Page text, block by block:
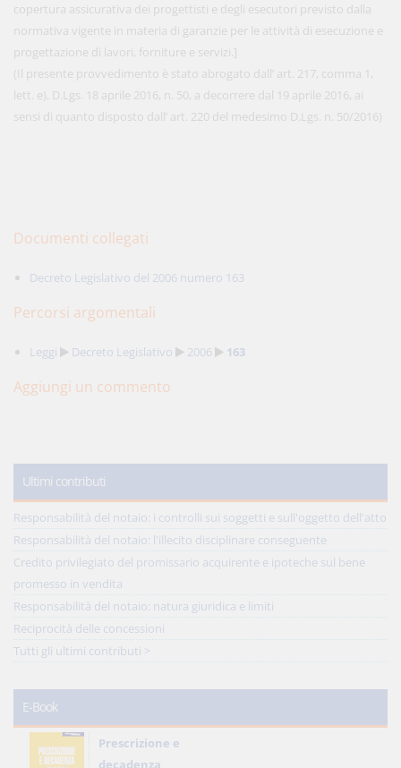
copertura assicurativa dei progettisti e degli esecutori previsto dalla
normativa vigente in materia di garanzie per le attività di esecuzione e
progettazione di lavori, forniture e servizi.]
(Il presente provvedimento è stato abrogato dall’ art. 217, comma 1,
lett. e), D.Lgs. 18 aprile 2016, n. 50, a decorrere dal 19 aprile 2016, ai
sensi di quanto disposto dall’ art. 220 del medesimo D.Lgs. n. 50/2016)
Documenti collegati
Decreto Legislativo del 2006 numero 163
Percorsi argomentali
Leggi Decreto Legislativo 2006 163
Aggiungi un commento
Ultimi contributi
Responsabilità del notaio: i controlli sui soggetti e sull'oggetto dell'atto
Responsabilità del notaio: l'illecito disciplinare conseguente
Credito privilegiato del promissario acquirente e ipoteche sul bene
promesso in vendita
Responsabilità del notaio: natura giuridica e limiti
Reciprocità delle concessioni
Tutti gli ultimi contributi >
E-Book
Prescrizione e
decadenza